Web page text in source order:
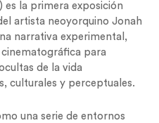
la primera exposición
artista neoyorquino Jonah
narrativa experimental,
para
de la vida
culturales y perceptuales.
una serie de entornos